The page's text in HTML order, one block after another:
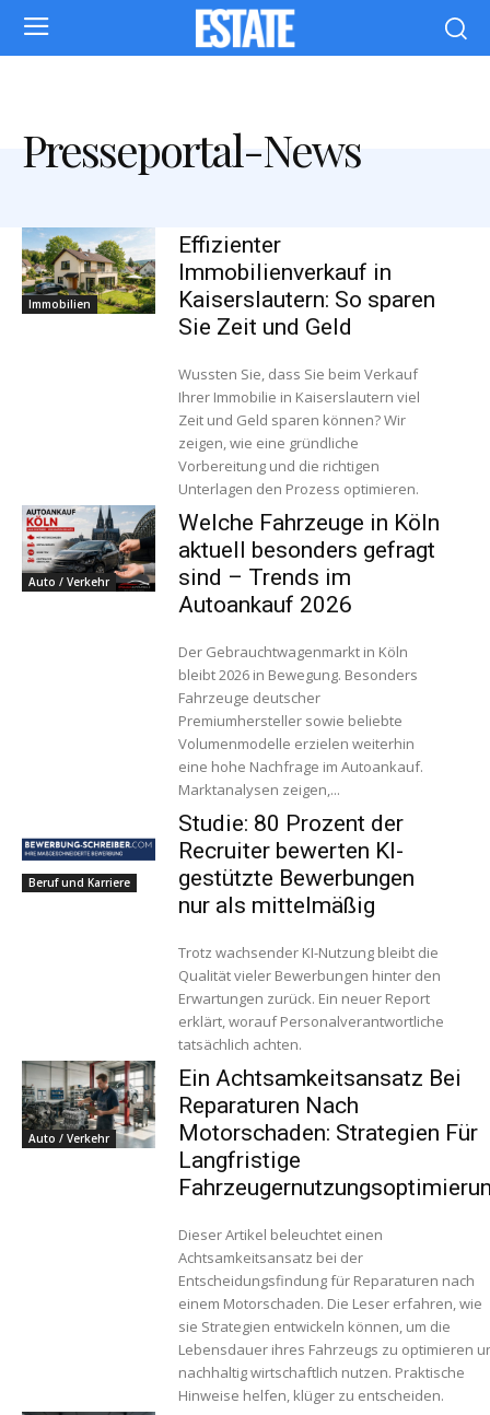
Presseportal-News
Immobilien
Effizienter
Immobilienverkauf in
Kaiserslautern: So sparen
Sie Zeit und Geld
Wussten Sie, dass Sie beim Verkauf
Ihrer Immobilie in Kaiserslautern viel
Zeit und Geld sparen können? Wir
zeigen, wie eine gründliche
Vorbereitung und die richtigen
Unterlagen den Prozess optimieren.
Auto / Verkehr
Welche Fahrzeuge in Köln
aktuell besonders gefragt
sind – Trends im
Autoankauf 2026
Der Gebrauchtwagenmarkt in Köln
bleibt 2026 in Bewegung. Besonders
Fahrzeuge deutscher
Premiumhersteller sowie beliebte
Volumenmodelle erzielen weiterhin
eine hohe Nachfrage im Autoankauf.
Marktanalysen zeigen,...
Beruf und Karriere
Studie: 80 Prozent der
Recruiter bewerten KI-
gestützte Bewerbungen
nur als mittelmäßig
Trotz wachsender KI-Nutzung bleibt die
Qualität vieler Bewerbungen hinter den
Erwartungen zurück. Ein neuer Report
erklärt, worauf Personalverantwortliche
tatsächlich achten.
Auto / Verkehr
Ein Achtsamkeitsansatz Bei
Reparaturen Nach
Motorschaden: Strategien Für
Langfristige
Dieser Artikel beleuchtet einen
Achtsamkeitsansatz bei der
Entscheidungsfindung für Reparaturen nach
einem Motorschaden. Die Leser erfahren, wie
sie Strategien entwickeln können, um die
Lebensdauer ihres Fahrzeugs zu optimieren
nachhaltig wirtschaftlich nutzen. Praktische
Hinweise helfen, klüger zu entscheiden.